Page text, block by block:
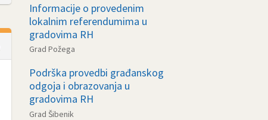
Informacije o provedenim
lokalnim referendumima u
gradovima RH
Grad Požega
Podrška provedbi građanskog
odgoja i obrazovanja u
gradovima RH
Grad Šibenik